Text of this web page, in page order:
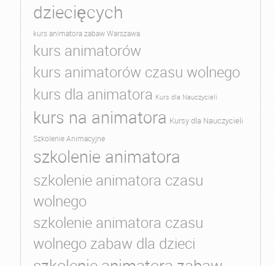
dziecięcych
kurs animatora zabaw Warszawa
kurs animatorów
kurs animatorów czasu wolnego
kurs dla animatora Kurs dla Nauczycieli
kurs na animatora Kursy dla Nauczycieli
Szkolenie Animacyjne
szkolenie animatora
szkolenie animatora czasu
wolnego
szkolenie animatora czasu
wolnego zabaw dla dzieci